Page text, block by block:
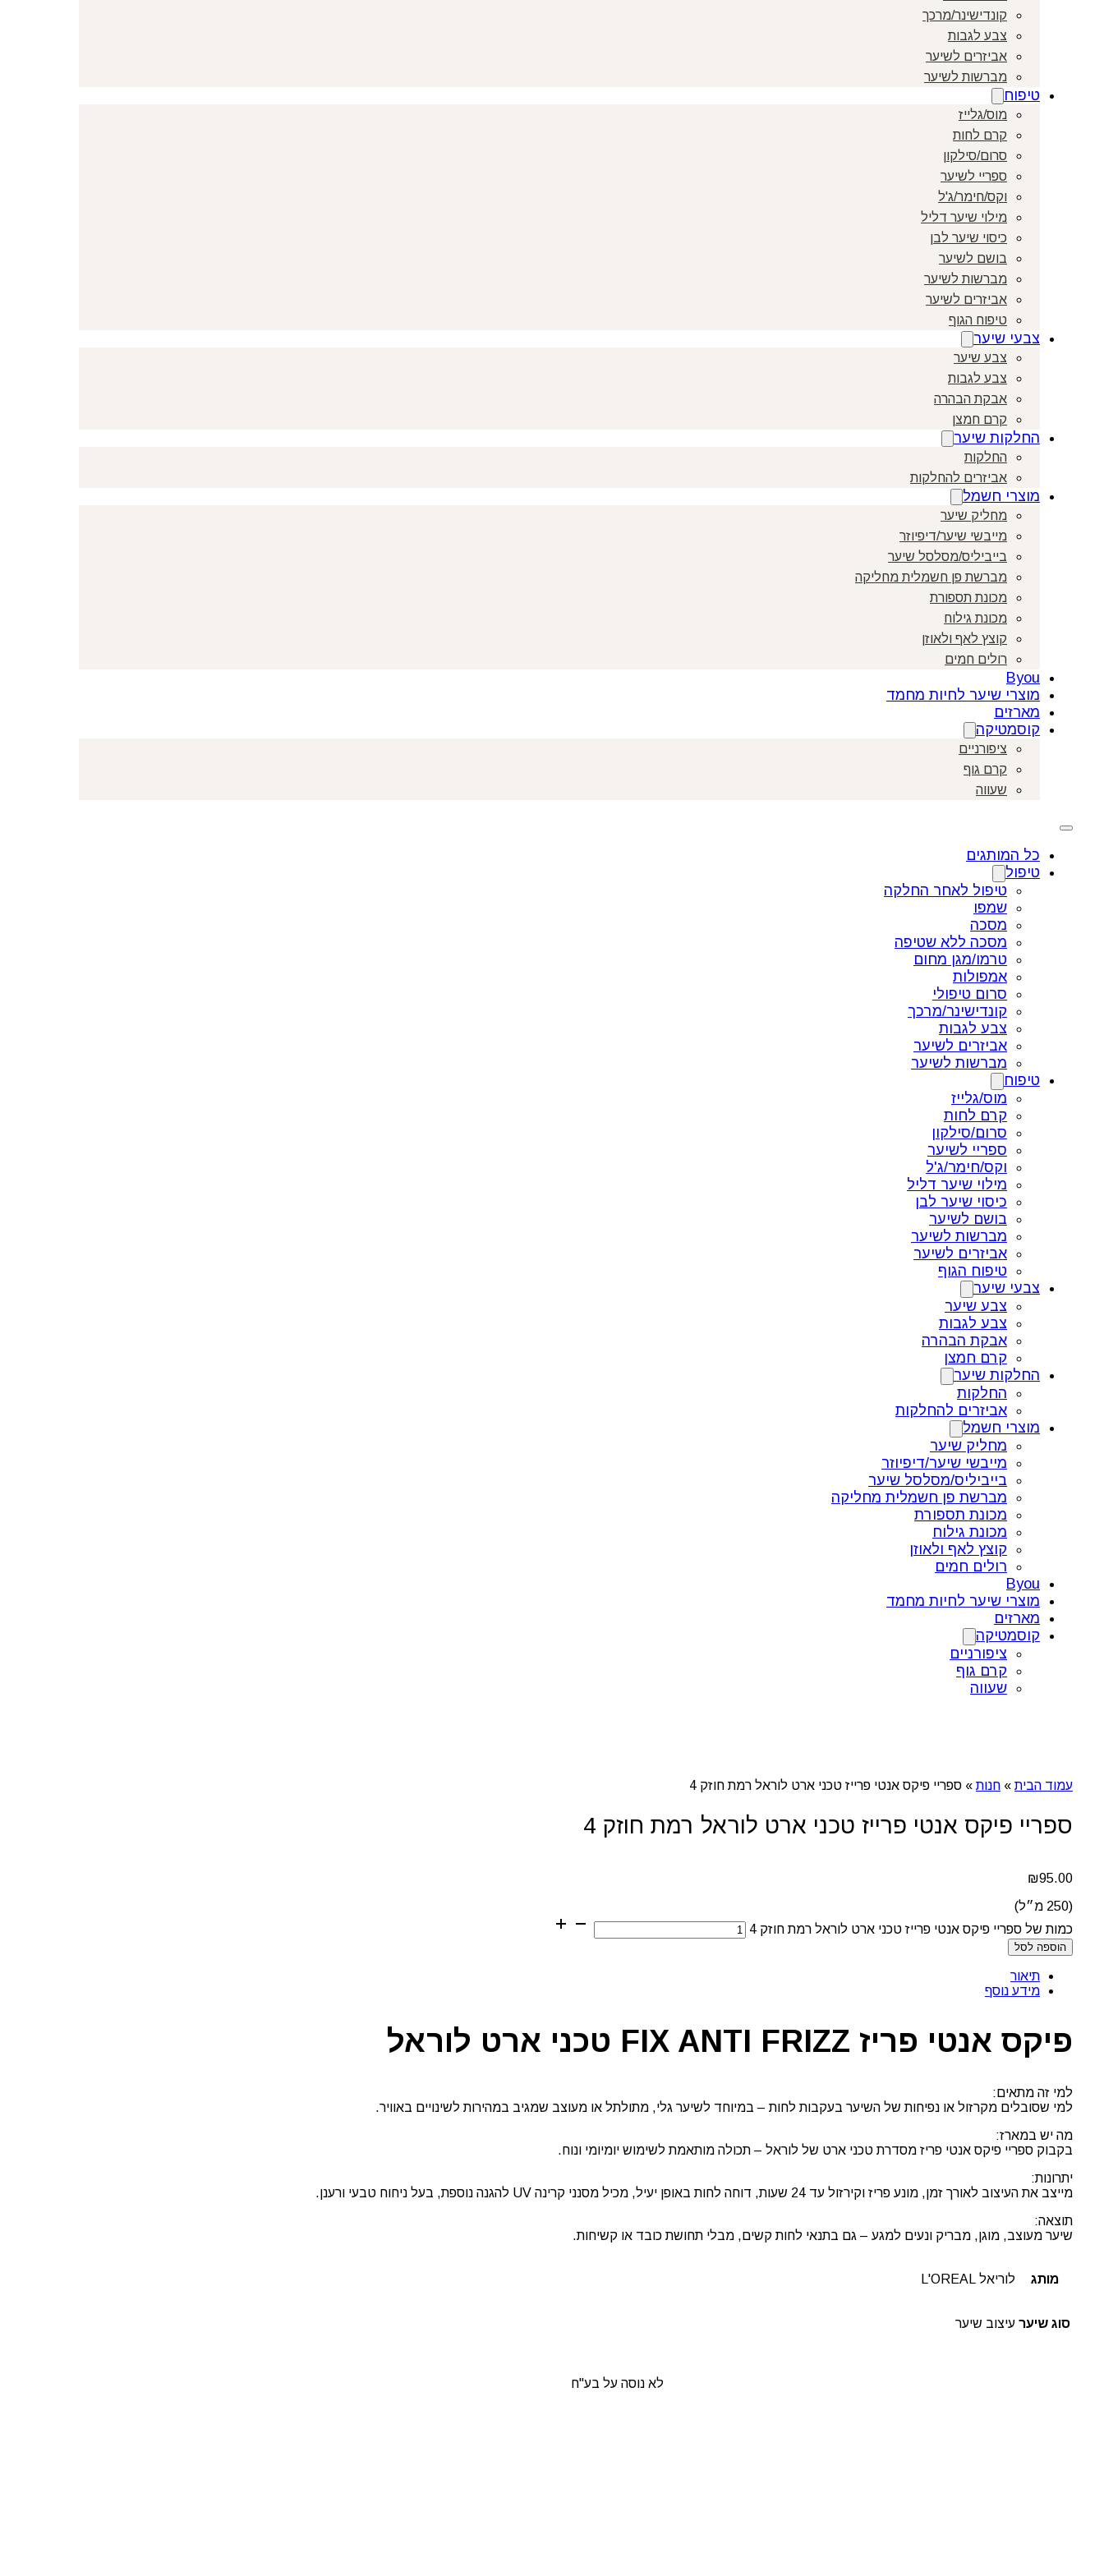
קונדישינר/מרכך
צבע לגבות
אביזרים לשיער
מברשות לשיער
טיפוח
מוס/גלייז
קרם לחות
סרום/סילקון
ספריי לשיער
וקס/חימר/ג'ל
מילוי שיער דליל
כיסוי שיער לבן
בושם לשיער
מברשות לשיער
אביזרים לשיער
טיפוח הגוף
צבעי שיער
צבע שיער
צבע לגבות
אבקת הבהרה
קרם חמצן
החלקות שיער
החלקות
אביזרים להחלקות
מוצרי חשמל
מחליק שיער
מייבשי שיער/דיפיוזר
בייביליס/מסלסל שיער
מברשת פן חשמלית מחליקה
מכונת תספורת
מכונת גילוח
קוצץ לאף ולאוזן
רולים חמים
Byou
מוצרי שיער לחיות מחמד
מארזים
קוסמטיקה
ציפורניים
קרם גוף
שעווה
כל המותגים
טיפול
טיפול לאחר החלקה
שמפו
מסכה
מסכה ללא שטיפה
טרמו/מגן מחום
אמפולות
סרום טיפולי
קונדישינר/מרכך
צבע לגבות
אביזרים לשיער
מברשות לשיער
טיפוח
מוס/גלייז
קרם לחות
סרום/סילקון
ספריי לשיער
וקס/חימר/ג'ל
מילוי שיער דליל
כיסוי שיער לבן
בושם לשיער
מברשות לשיער
אביזרים לשיער
טיפוח הגוף
צבעי שיער
צבע שיער
צבע לגבות
אבקת הבהרה
קרם חמצן
החלקות שיער
החלקות
אביזרים להחלקות
מוצרי חשמל
מחליק שיער
מייבשי שיער/דיפיוזר
בייביליס/מסלסל שיער
מברשת פן חשמלית מחליקה
מכונת תספורת
מכונת גילוח
קוצץ לאף ולאוזן
רולים חמים
Byou
מוצרי שיער לחיות מחמד
מארזים
קוסמטיקה
ציפורניים
קרם גוף
שעווה
עמוד הבית » חנות » ספריי פיקס אנטי פרייז טכני ארט לוראל רמת חוזק 4
ספריי פיקס אנטי פרייז טכני ארט לוראל רמת חוזק 4
₪95.00
(250 מ״ל)
כמות של ספריי פיקס אנטי פרייז טכני ארט לוראל רמת חוזק 4
הוספה לסל
תיאור
מידע נוסף
פיקס אנטי פריז FIX ANTI FRIZZ טכני ארט לוראל
למי זה מתאים:
למי שסובלים מקרזול או נפיחות של השיער בעקבות לחות – במיוחד לשיער גלי, מתולתל או מעוצב שמגיב במהירות לשינויים באוויר.
מה יש במארז:
בקבוק ספריי פיקס אנטי פריז מסדרת טכני ארט של לוראל – תכולה מותאמת לשימוש יומיומי ונוח.
יתרונות:
מייצב את העיצוב לאורך זמן, מונע פריז וקירזול עד 24 שעות, דוחה לחות באופן יעיל, מכיל מסנני קרינה UV להגנה נוספת, בעל ניחוח טבעי ורענן.
תוצאה:
שיער מעוצב, מוגן, מבריק ונעים למגע – גם בתנאי לחות קשים, מבלי תחושת כובד או קשיחות.
מותג לוריאל L'OREAL
סוג שיער עיצוב שיער
לא נוסה על בע"ח